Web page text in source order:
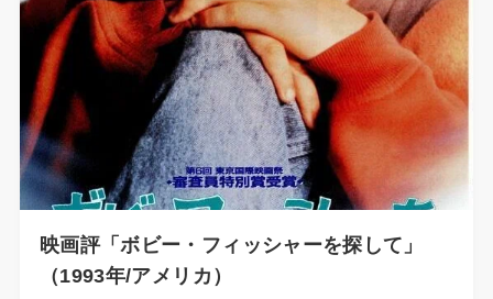
映画評「ボビー・フィッシャーを探して」
（1993年/アメリカ）